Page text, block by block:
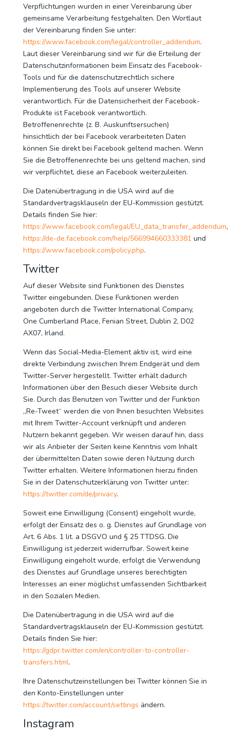
Verpflichtungen wurden in einer Vereinbarung über
gemeinsame Verarbeitung festgehalten. Den Wortlaut
der Vereinbarung finden Sie unter:
https://www.facebook.com/legal/controller_addendum.
Laut dieser Vereinbarung sind wir für die Erteilung der
Datenschutzinformationen beim Einsatz des Facebook-
Tools und für die datenschutzrechtlich sichere
Implementierung des Tools auf unserer Website
verantwortlich. Für die Datensicherheit der Facebook-
Produkte ist Facebook verantwortlich.
Betroffenenrechte (z. B. Auskunftsersuchen)
hinsichtlich der bei Facebook verarbeiteten Daten
können Sie direkt bei Facebook geltend machen. Wenn
Sie die Betroffenenrechte bei uns geltend machen, sind
wir verpflichtet, diese an Facebook weiterzuleiten.
Die Datenübertragung in die USA wird auf die
Standardvertragsklauseln der EU-Kommission gestützt.
Details finden Sie hier:
https://www.facebook.com/legal/EU_data_transfer_addendum,
https://de-de.facebook.com/help/566994660333381 und
https://www.facebook.com/policy.php.
Twitter
Auf dieser Website sind Funktionen des Dienstes
Twitter eingebunden. Diese Funktionen werden
angeboten durch die Twitter International Company,
One Cumberland Place, Fenian Street, Dublin 2, D02
AX07, Irland.
Wenn das Social-Media-Element aktiv ist, wird eine
direkte Verbindung zwischen Ihrem Endgerät und dem
Twitter-Server hergestellt. Twitter erhält dadurch
Informationen über den Besuch dieser Website durch
Sie. Durch das Benutzen von Twitter und der Funktion
„Re-Tweet“ werden die von Ihnen besuchten Websites
mit Ihrem Twitter-Account verknüpft und anderen
Nutzern bekannt gegeben. Wir weisen darauf hin, dass
wir als Anbieter der Seiten keine Kenntnis vom Inhalt
der übermittelten Daten sowie deren Nutzung durch
Twitter erhalten. Weitere Informationen hierzu finden
Sie in der Datenschutzerklärung von Twitter unter:
https://twitter.com/de/privacy.
Soweit eine Einwilligung (Consent) eingeholt wurde,
erfolgt der Einsatz des o. g. Dienstes auf Grundlage von
Art. 6 Abs. 1 lit. a DSGVO und § 25 TTDSG. Die
Einwilligung ist jederzeit widerrufbar. Soweit keine
Einwilligung eingeholt wurde, erfolgt die Verwendung
des Dienstes auf Grundlage unseres berechtigten
Interesses an einer möglichst umfassenden Sichtbarkeit
in den Sozialen Medien.
Die Datenübertragung in die USA wird auf die
Standardvertragsklauseln der EU-Kommission gestützt.
Details finden Sie hier:
https://gdpr.twitter.com/en/controller-to-controller-
transfers.html.
Ihre Datenschutzeinstellungen bei Twitter können Sie in
den Konto-Einstellungen unter
https://twitter.com/account/settings ändern.
Instagram